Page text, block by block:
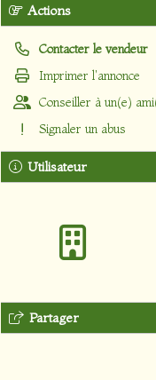
Utilisateur
Actions
Contacter le vendeur
Imprimer l'annonce
Conseiller à un(e)
Signaler un abus
Partager